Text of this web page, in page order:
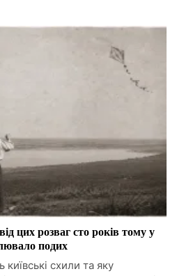
цих розваг сто років тому у
подих
схили та яку